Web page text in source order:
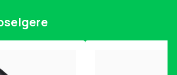
9b3c-320bca1416fa